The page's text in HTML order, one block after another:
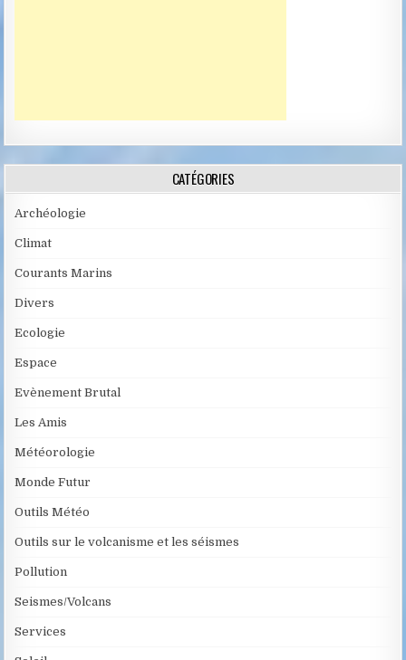
CATÉGORIES
Archéologie
Climat
Courants Marins
Divers
Ecologie
Espace
Evènement Brutal
Les Amis
Météorologie
Monde Futur
Outils Météo
Outils sur le volcanisme et les séismes
Pollution
Seismes/Volcans
Services